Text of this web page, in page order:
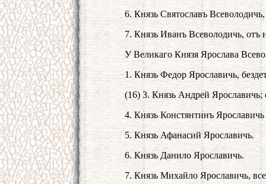
6. Князь Святославъ Всеволодичь,
7. Князь Иванъ Всеволодичь, отъ
У Великаго Князя Ярослава
1. Князь Федор Ярославичь,
(16) 3. Князь Андрей
4. Князь Констянтинъ
5. Князь Афанасий Ярославичь.
6. Князь Данило Ярославичь.
7. Князь Михайло Ярославичь,